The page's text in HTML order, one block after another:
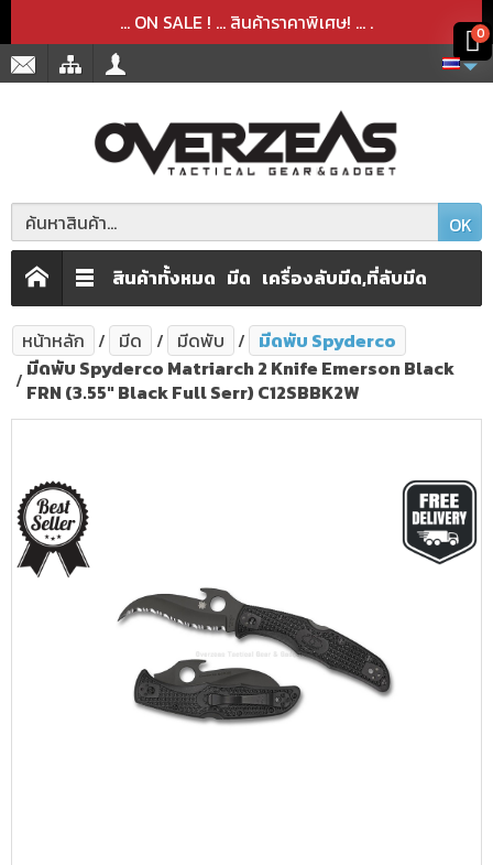
... ON SALE ! ... สินค้าราคาพิเศษ! ... .
OK
สินค้าทั้งหมด มีด เครื่องลับมีด,ที่ลับมีด
หน้าหลัก มีด มีดพับ
มีดพับ Spyderco
มีดพับ Spyderco Matriarch 2 Knife Emerson Black
FRN (3.55" Black Full Serr) C12SBBK2W
สินค้าได้เพิ่มลงในตะกร้าเรียบร้อยแล้ว
สินค้าได้ถูกลบออกจากตะกร้าเรียบร้อยแล้ว
0